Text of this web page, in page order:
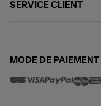
SERVICE CLIENT
MODE DE PAIEMENT